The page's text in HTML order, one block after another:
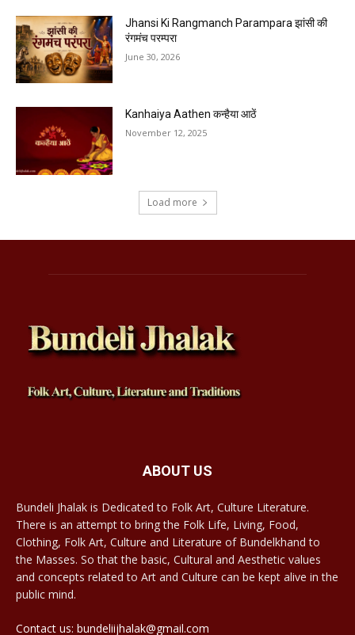
Jhansi Ki Rangmanch Parampara झांसी की
रंगमंच परम्परा
June 30, 2026
Kanhaiya Aathen कन्हैया आठें
November 12, 2025
Load more
ABOUT US
Bundeli Jhalak is Dedicated to Folk Art, Culture Literature.
There is an attempt to bring the Folk Life, Living, Food,
Clothing, Folk Art, Culture and Literature of Bundelkhand to
the Masses. So that the basic, Cultural and Aesthetic values
and concepts related to Art and Culture can be kept alive in the
public mind.
Contact us: bundeliijhalak@gmail.com